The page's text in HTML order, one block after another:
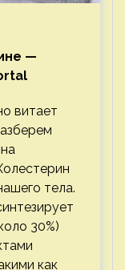
—
витает
тела.
30%)
как